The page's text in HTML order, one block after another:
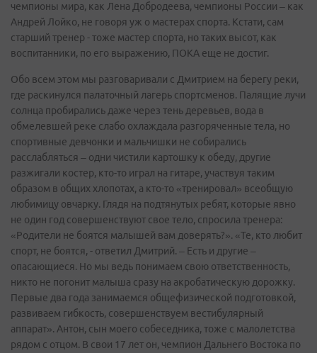
чемпионы мира, как Лена Добродеева, чемпионы России – как
Андрей Лойко, не говоря уж о мастерах спорта. Кстати, сам
старший тренер - тоже мастер спорта, но таких высот, как
воспитанники, по его выражению, ПОКА еще не достиг.
Обо всем этом мы разговаривали с Дмитрием на берегу реки,
где раскинулся палаточный лагерь спортсменов. Палящие лучи
солнца пробирались даже через тень деревьев, вода в
обмелевшей реке слабо охлаждала разгоряченные тела, но
спортивные девчонки и мальчишки не собирались
расслабляться – одни чистили картошку к обеду, другие
разжигали костер, кто-то играл на гитаре, участвуя таким
образом в общих хлопотах, а кто-то «тренировал» всеобщую
любимицу овчарку. Глядя на подтянутых ребят, которые явно
не один год совершенствуют свое тело, спросила тренера:
«Родители не боятся малышей вам доверять?». «Те, кто любит
спорт, не боятся, - ответил Дмитрий. – Есть и другие –
опасающиеся. Но мы ведь понимаем свою ответственность,
никто не погонит малыша сразу на акробатическую дорожку.
Первые два года занимаемся общефизической подготовкой,
развиваем гибкость, совершенствуем вестибулярный
аппарат». Антон, сын моего собеседника, тоже с малолетства
рядом с отцом. В свои 17 лет он, чемпион Дальнего Востока по